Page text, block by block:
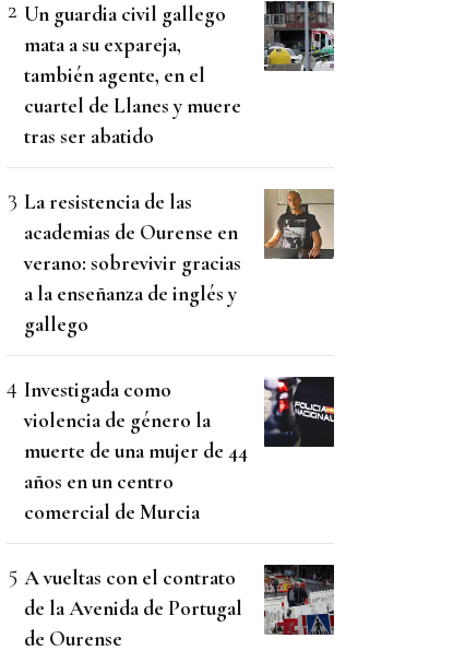
Un guardia civil gallego
mata a su expareja,
también agente, en el
cuartel de Llanes y muere
tras ser abatido
La resistencia de las
academias de Ourense en
verano: sobrevivir gracias
a la enseñanza de inglés y
gallego
Investigada como
violencia de género la
muerte de una mujer de 44
años en un centro
comercial de Murcia
A vueltas con el contrato
de la Avenida de Portugal
de Ourense